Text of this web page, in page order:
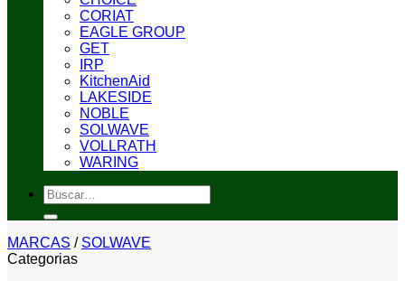
CORIAT
EAGLE GROUP
GET
IRP
KitchenAid
LAKESIDE
NOBLE
SOLWAVE
VOLLRATH
WARING
Buscar
por:
MARCAS / SOLWAVE
Categorias